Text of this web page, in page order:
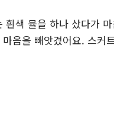
색 뮬을 하나 샀다가
음을 빼앗겼어요. 스커